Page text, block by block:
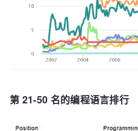
第 21-50 名的编程语言排行